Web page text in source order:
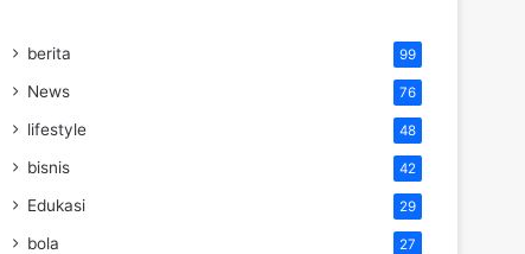
berita 99
News 76
lifestyle 48
bisnis 42
Edukasi 29
bola 27